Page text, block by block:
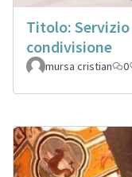
Titolo:
condivisione
mursa cristian 0